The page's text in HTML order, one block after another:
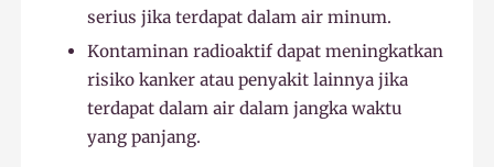
serius jika terdapat dalam air minum.
Kontaminan radioaktif dapat meningkatkan
risiko kanker atau penyakit lainnya jika
terdapat dalam air dalam jangka waktu
yang panjang.